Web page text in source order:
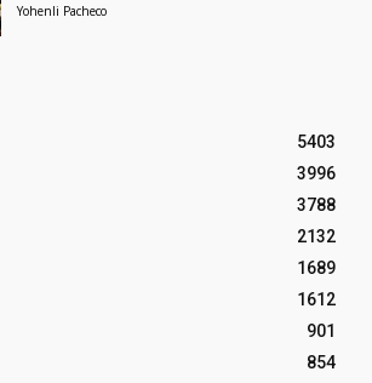
Yohenli Pacheco
5403
3996
3788
2132
1689
1612
901
854